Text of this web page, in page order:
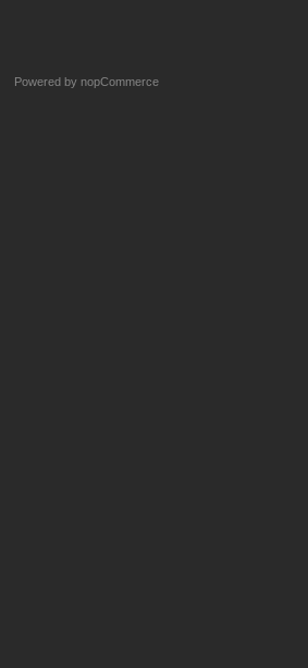
Powered by nopCommerce